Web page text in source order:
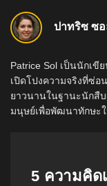
ปาทริซ ซ
Patrice Sol เป็นนักเ
เปิดโปงความจริงที่ซ่
ยาวนานในฐานะนักสืบ
มนุษย์เพื่อพัฒนาทักษะ
5 ความคิด